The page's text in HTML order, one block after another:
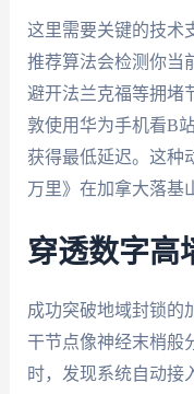
这里需要关键的技术
推荐算法会检测你当
避开法兰克福等拥堵
敦使用华为手机看B
获得最低延迟。这种
万里》在加拿大落基
穿透数字高
成功突破地域封锁的
干节点像神经末梢般
时，发现系统自动接